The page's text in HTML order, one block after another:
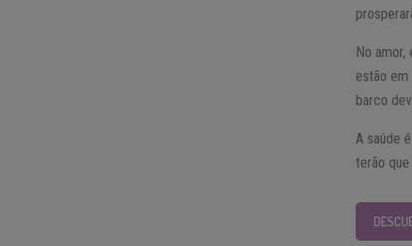
No
estão
barco
A saúde
terão que